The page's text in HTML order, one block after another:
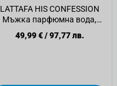
LATTAFA HIS CONFESSION
Мъжка парфюмна вода,
100мл.
49,99 €/97,77 лв.